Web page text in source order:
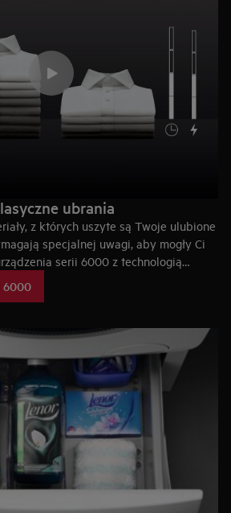
ubrania
z których uszyte są Twoje ulubione
specjalnej uwagi, aby mogły Ci
serii 6000 z technologią
ładunek prania i dostosowują
ograniczyć zużycie tkanin, które są
6000